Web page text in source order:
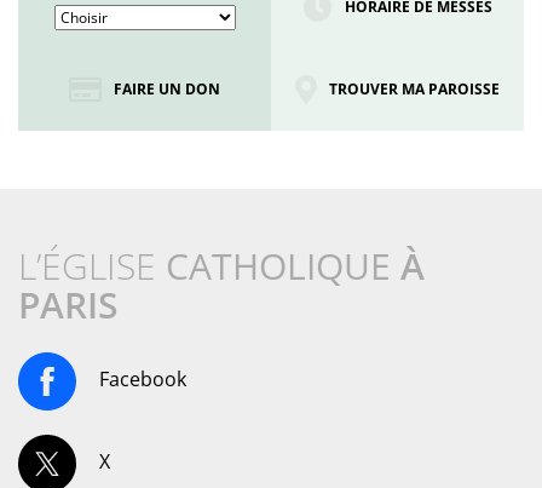
HORAIRE DE MESSES
FAIRE UN DON TROUVER MA PAROISSE
L’ÉGLISE CATHOLIQUE À
PARIS
Facebook
X